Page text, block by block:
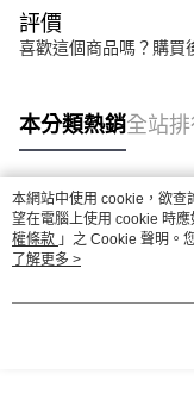
評價
喜歡這個商品嗎？購買
本分類熱銷全站排
熱門標籤
本網站中使用 cookie，欲查
望在電腦上使用 cookie 時
權條款 」之 Cookie 聲明。
用條款之 Cookie 聲明使用
了解更多 >